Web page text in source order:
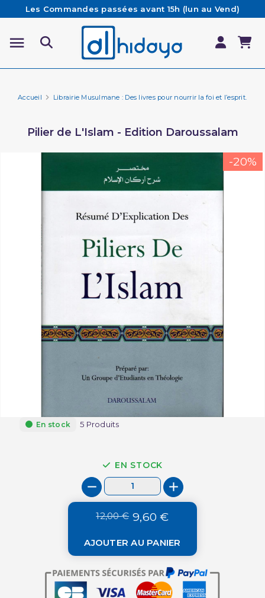
Les Commandes passées avant 15h (lun au Vend)
sont préparées et expédiées le jour même
Besoin d'aide ? Retrouvez notre FAQ
Livraison offerte à partir de 65€ d'achat*
Accueil Librairie Musulmane : Des livres pour nourrir la foi et l’esprit.
Pilier de L'Islam - Edition Daroussalam
-20%
En stock 5 Produits
EN STOCK
12,00 € 9,60 €
AJOUTER AU PANIER